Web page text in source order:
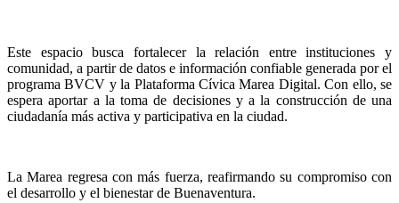
Este espacio busca fortalecer la relación entre instituciones y
comunidad, a partir de datos e información confiable generada por el
programa BVCV y la Plataforma Cívica Marea Digital. Con ello, se
espera aportar a la toma de decisiones y a la construcción de una
ciudadanía más activa y participativa en la ciudad.
La Marea regresa con más fuerza, reafirmando su compromiso con
el desarrollo y el bienestar de Buenaventura.